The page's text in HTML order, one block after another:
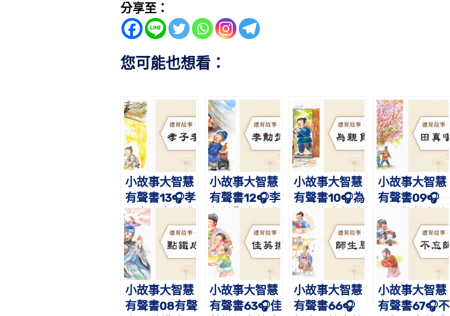
分享至：
您可能也想看：
小故事大智慧
有聲書13🎧孝
子李忠｜蔡禮
旭老師講故事
小故事大智慧
有聲書12🎧李
勣焚鬚｜蔡禮
旭老師講故事
小故事大智慧
有聲書10🎧為
親負米｜蔡禮
旭老師講故事
小故事大智慧
有聲書09🎧
禮旭老師講故
事
小故事大智慧
有聲書08有聲
小故事大智慧
有聲書63🎧佳
小故事大智慧
有聲書66🎧
小故事大智慧
有聲書67🎧不